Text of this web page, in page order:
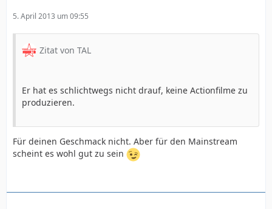
5. April 2013 um 09:55
Zitat von TAL
Er hat es schlichtwegs nicht drauf, keine Actionfilme zu
produzieren.
Für deinen Geschmack nicht. Aber für den Mainstream
scheint es wohl gut zu sein